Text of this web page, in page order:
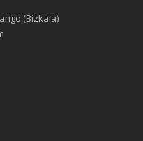
(Bizkaia)